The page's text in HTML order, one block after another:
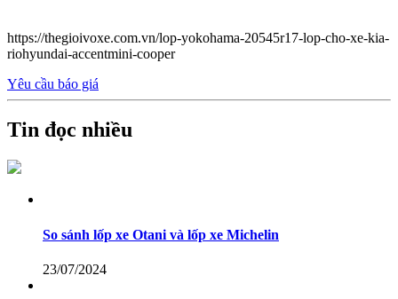
https://thegioivoxe.com.vn/lop-yokohama-20545r17-lop-cho-xe-kia-
riohyundai-accentmini-cooper
Yêu cầu báo giá
Tin đọc nhiều
So sánh lốp xe Otani và lốp xe Michelin
23/07/2024